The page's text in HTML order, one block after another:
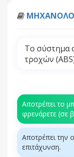
Το σύστημα
τροχών
Αποτρέπει το
φρενάρετε (σε
Αποτρέπει την
επιτάχυνση.